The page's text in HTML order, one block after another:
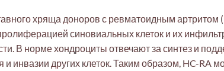
хряща доноров с ревматоидным
синовиальных клеток и их
В норме хондроциты отвечают за синтез и
инвазии других клеток. Таким образом, HC-RA